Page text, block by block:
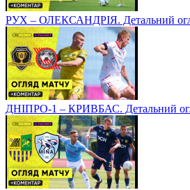
РУХ – ОЛЕКСАНДРІЯ. Детальний
ДНІПРО-1 – КРИВБАС. Детальний